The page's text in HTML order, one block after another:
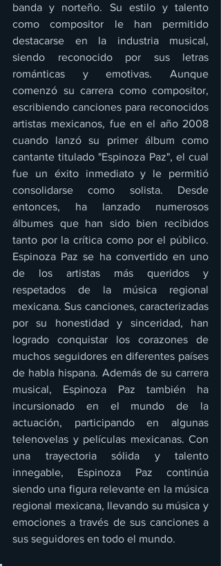
banda y norteño. Su estilo y talento
como compositor le han permitido
destacarse en la industria musical,
siendo reconocido por sus letras
románticas y emotivas. Aunque
comenzó su carrera como compositor,
escribiendo canciones para reconocidos
artistas mexicanos, fue en el año 2008
cuando lanzó su primer álbum como
cantante titulado "Espinoza Paz", el cual
fue un éxito inmediato y le permitió
consolidarse como solista. Desde
entonces, ha lanzado numerosos
álbumes que han sido bien recibidos
tanto por la crítica como por el público.
Espinoza Paz se ha convertido en uno
de los artistas más queridos y
respetados de la música regional
mexicana. Sus canciones, caracterizadas
por su honestidad y sinceridad, han
logrado conquistar los corazones de
muchos seguidores en diferentes países
de habla hispana. Además de su carrera
musical, Espinoza Paz también ha
incursionado en el mundo de la
actuación, participando en algunas
telenovelas y películas mexicanas. Con
una trayectoria sólida y talento
innegable, Espinoza Paz continúa
siendo una figura relevante en la música
regional mexicana, llevando su música y
emociones a través de sus canciones a
sus seguidores en todo el mundo.